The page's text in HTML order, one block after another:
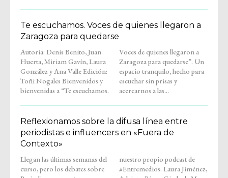
Te escuchamos. Voces de quienes llegaron a
Zaragoza para quedarse
Autoría: Denis Benito, Juan
Huerta, Miriam Gavín, Laura
González y Ana Valle Edición:
Toñi Nogales Bienvenidos y
bienvenidas a “Te escuchamos.
Voces de quienes llegaron a
Zaragoza para quedarse”. Un
espacio tranquilo, hecho para
escuchar sin prisas y
acercarnos a las...
Reflexionamos sobre la difusa línea entre
periodistas e influencers en «Fuera de
Contexto»
Llegan las últimas semanas del
curso, pero los debates sobre
nuestro propio podcast de
#Entremedios. Laura Jiménez,